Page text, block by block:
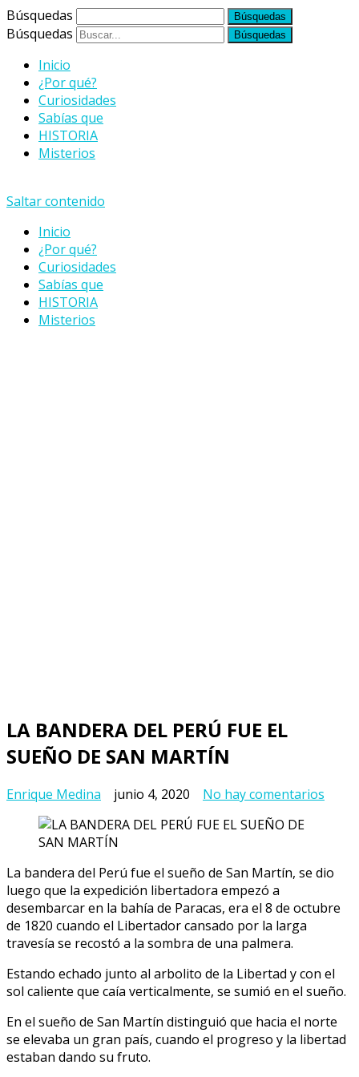
Búsquedas
Búsquedas
Inicio
¿Por qué?
Curiosidades
Sabías que
HISTORIA
Misterios
Saltar contenido
Inicio
¿Por qué?
Curiosidades
Sabías que
HISTORIA
Misterios
LA BANDERA DEL PERÚ FUE EL
SUEÑO DE SAN MARTÍN
Enrique Medina junio 4, 2020 No hay comentarios
PERÚ
FUE
La bandera del Perú fue el sueño de San Martín, se dio
luego que la expedición libertadora empezó a
desembarcar en la bahía de Paracas, era el 8 de octubre
de 1820 cuando el Libertador cansado por la larga
travesía se recostó a la sombra de una palmera.
Estando echado junto al arbolito de la Libertad y con el
sol caliente que caía verticalmente, se sumió en el sueño.
En el sueño de San Martín distinguió que hacia el norte
se elevaba un gran país, cuando el progreso y la libertad
estaban dando su fruto.